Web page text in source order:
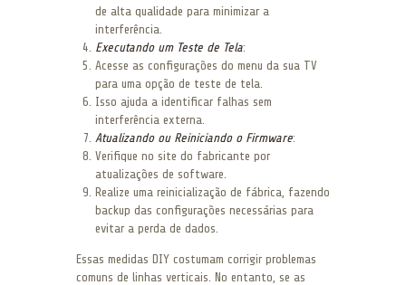
de alta qualidade para minimizar a
interferência.
Executando um Teste de Tela:
Acesse as configurações do menu da sua TV
para uma opção de teste de tela.
Isso ajuda a identificar falhas sem
interferência externa.
Atualizando ou Reiniciando o Firmware:
Verifique no site do fabricante por
atualizações de software.
Realize uma reinicialização de fábrica, fazendo
backup das configurações necessárias para
evitar a perda de dados.
Essas medidas DIY costumam corrigir problemas
comuns de linhas verticais. No entanto, se as